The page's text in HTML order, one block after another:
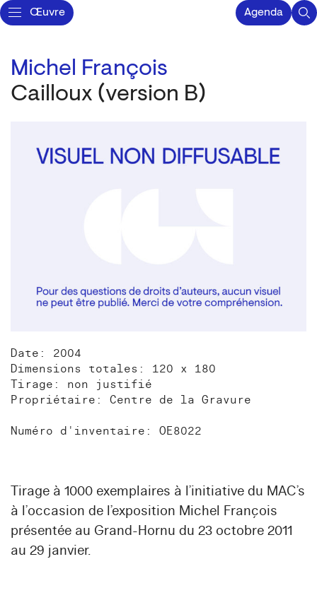
Œuvre Agenda
Michel François
Cailloux (version B)
Date: 2004
Dimensions totales: 120 x 180
Tirage: non justifié
Propriétaire: Centre de la Gravure
Numéro d'inventaire: OE8022
Tirage à 1000 exemplaires à l’initiative du MAC’s
à l’occasion de l’exposition Michel François
présentée au Grand-Hornu du 23 octobre 2011
au 29 janvier.